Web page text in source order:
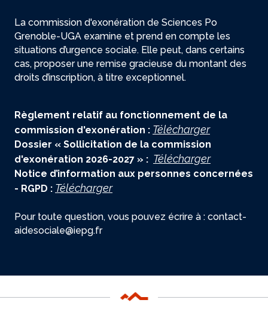
La commission d'exonération de Sciences Po
Grenoble-UGA examine et prend en compte les
situations d’urgence sociale. Elle peut, dans certains
cas, proposer une remise gracieuse du montant des
droits d’inscription, à titre exceptionnel.
Règlement relatif au fonctionnement de la
commission d'exonération : Télécharger
Dossier « Sollicitation de la commission
d'exonération 2026-2027 » : Télécharger
Notice d’information aux personnes concernées
- RGPD : Télécharger
Pour toute question, vous pouvez écrire à : contact-
aidesociale@iepg.fr